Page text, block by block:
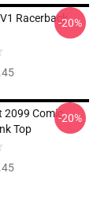
Racerback-20%
2099 Comic
Top
-20%